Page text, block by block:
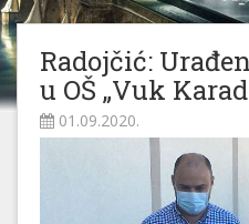
Radojčić:
u OŠ „Vuk
01.09.2020.